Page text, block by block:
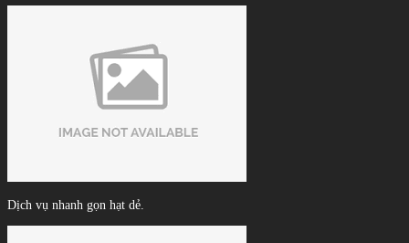
Dịch vụ nhanh gọn hạt dẻ.